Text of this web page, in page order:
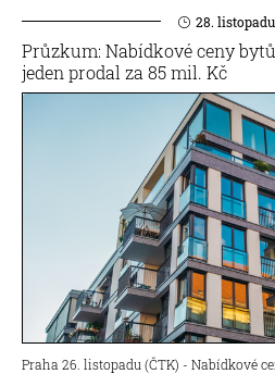
28.
Průzkum: Nabídkové ceny
jeden prodal za 85 mil. Kč
Praha 26. listopadu (ČTK) - Nabídkové